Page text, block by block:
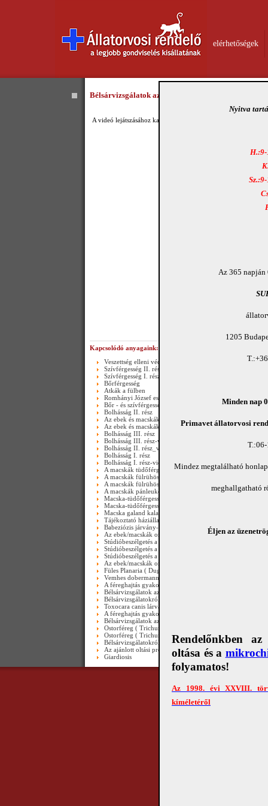
Nyitva
H.:9-
Az 365 napján
1205
Minden nap
Primavet állatorvosi
Mindez megtalálható
meghallgatható
Éljen az
Rendelőnkben az
oltása és a
folyamatos!
Az 1998. évi XXVIII.
kíméletéről
elérhetőségek
Bélsárvizsgálatok az Ebugattában II. - Videó
A videó lejátszásához kattintson
Kapcsolódó anyagaink:
Veszettség elleni védőoltás
Szívférgesség II. rész
Szívférgesség I. rész
Bőrférgesség
Atkák a fülben
Romhányi József esete egy bolhával
Bőr - és szívférgesség
Bolhásság II. rész
Az ebek és macskák szőrtüszőatka-kórja
Az ebek és macskák szőrtüszőatka-kórja
Bolhásság III. rész
Bolhásság III. rész-video
Bolhásság II. rész_video
Bolhásság I. rész
Bolhásság I. rész-video
A macskák tüdőférgessége II. rész(Happy end)-video
A macskák fülrühössége
A macskák fülrühössége-video
A macskák pánleukopéniája
Macska-tüdőférgesség
Macska-tüdőférgesség_video
Macska galand kaland_video
Tájékoztató háziállataink bőrférgességéről és
Babeziózis járvány-2011.03.25.-től
Az ebek/macskák orsóférgességéről III. rész - video
Stúdióbeszélgetés a veszettségről 2005-ben III. rész (
Stúdióbeszélgetés a veszettségről 2005-ben II. rész ( máig
Stúdióbeszélgetés a veszettségről 2005-ben I.rész ( máig
Az ebek/macskák orsóférgességéről ( II.rész ) - video
Füles Planaria ( Dugesia gonocephala ) Biró Zsófiától -
Vemhes dobermann bélsara - video
A féreghajtás gyakoriságáról - video
Bélsárvizsgálatok az Ebugattában II. - Videó
Bélsárvizsgálatokról az Ebugattában-Videó
Toxocara canis lárvája-videó
A féreghajtás gyakoriságáról
Bélsárvizsgálatok az Ebugattában II.
Ostorféreg ( Trichuris trichiura ) emberi vastagbélben-
Ostorféreg ( Trichuris trichiura ) endoszkóppal-videó
Bélsárvizsgálatokról az Ebugattá-ban-Videó( is )
Az ajánlott oltási programról
Giardiosis
Copyright © 2010